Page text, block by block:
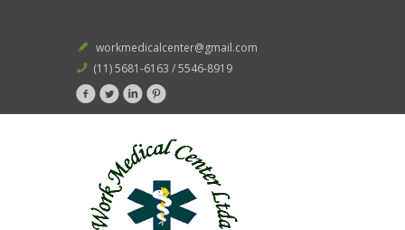
workmedicalcenter@gmail.com
(11) 5681-6163 / 5546-8919